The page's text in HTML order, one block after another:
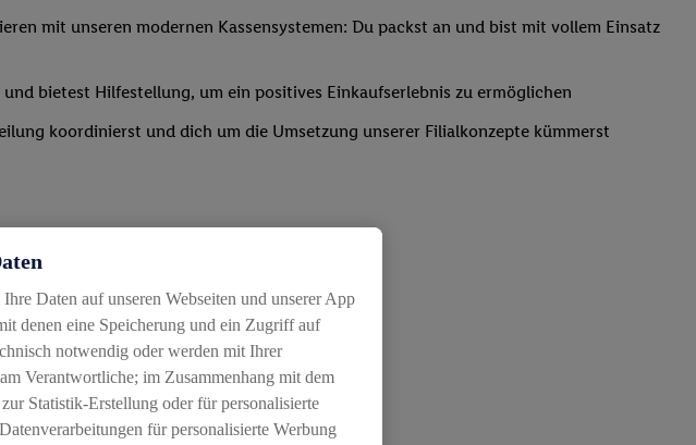
mit unseren modernen Kassensystemen: Du packst an und bist mit vollem Einsatz
bietest Hilfestellung, um ein positives Einkaufserlebnis zu ermöglichen
koordinierst und dich um die Umsetzung unserer Filialkonzepte kümmerst
z. B. in der Schichtleitung
motivieren
Daten auf unseren Webseiten und unserer App
denen eine Speicherung und ein Zugriff auf
notwendig oder werden mit Ihrer
Verantwortliche; im Zusammenhang mit dem
Statistik-Erstellung oder für personalisierte
für personalisierte Werbung